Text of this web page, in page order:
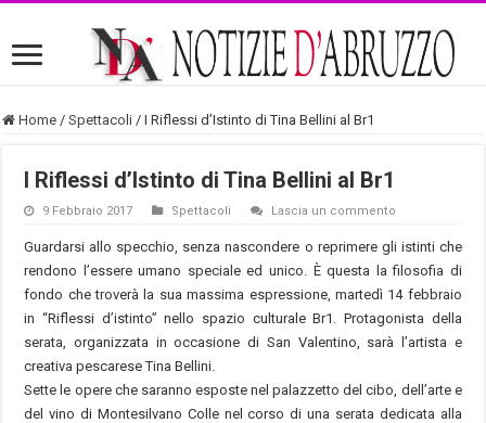
Home / Spettacoli / I Riflessi d’Istinto di Tina Bellini al Br1
I Riflessi d’Istinto di Tina Bellini al Br1
9 Febbraio 2017 Spettacoli Lascia un commento
Guardarsi allo specchio, senza nascondere o reprimere gli istinti che
rendono l’essere umano speciale ed unico. È questa la filosofia di
fondo che troverà la sua massima espressione, martedì 14 febbraio
in “Riflessi d’istinto” nello spazio culturale Br1. Protagonista della
serata, organizzata in occasione di San Valentino, sarà l’artista e
creativa pescarese Tina Bellini.
Sette le opere che saranno esposte nel palazzetto del cibo, dell’arte e
del vino di Montesilvano Colle nel corso di una serata dedicata alla